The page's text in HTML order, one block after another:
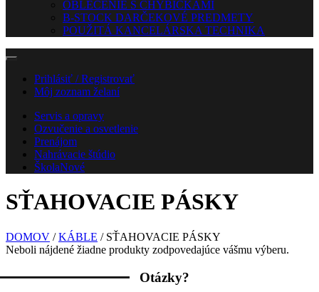
OBLEČENIE S CHYBIČKAMI
B-STOCK DARČEKOVÉ PREDMETY
POUŽITÁ KANCELÁRSKA TECHNIKA
Prihlásiť / Registrovať
Môj zoznam želaní
Servis a opravy
Ozvučenie a osvetlenie
Prenájom
Nahrávacie štúdio
ŠkolaNové
SŤAHOVACIE PÁSKY
DOMOV /KÁBLE / SŤAHOVACIE PÁSKY
Neboli nájdené žiadne produkty zodpovedajúce vášmu výberu.
Otázky?